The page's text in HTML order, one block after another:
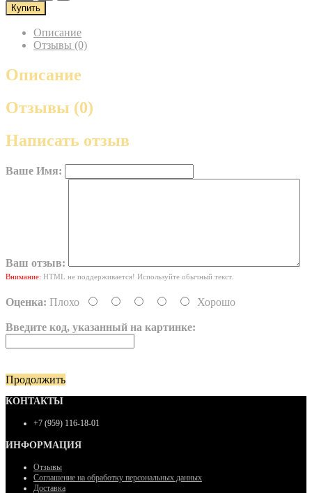
Описание
Отзывы (0)
Описание
Отзывы (0)
Написать отзыв
Ваше Имя:
Ваш отзыв:
Внимание: HTML не поддерживается! Используйте обычный текст.
Оценка: Плохо Хорошо
Введите код, указанный на картинке:
Продолжить
КОНТАКТЫ
+7 (959) 116-18-01
ИНФОРМАЦИЯ
Отзывы
Соглашение на обработку персональных данных
Доставка